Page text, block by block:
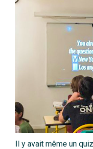
Il y avait même un